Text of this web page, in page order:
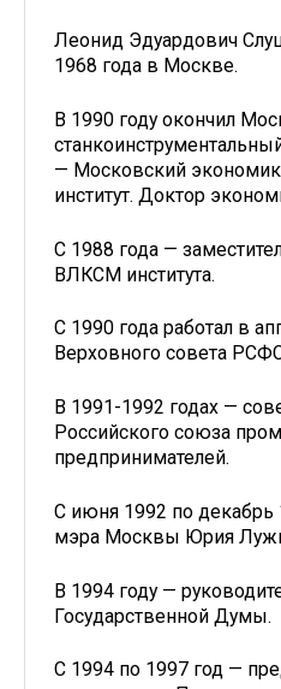
Леонид Эдуардович
1968 года в Москве.
В 1990 году окончил
— Московский
институт. Доктор
С 1988 года —
ВЛКСМ института.
С 1990 года работал в
Верховного совета
В 1991-1992 годах —
Российского союза
предпринимателей.
С июня 1992 по декабрь
мэра Москвы Юрия
В 1994 году —
Государственной Думы.
С 1994 по 1997 год —